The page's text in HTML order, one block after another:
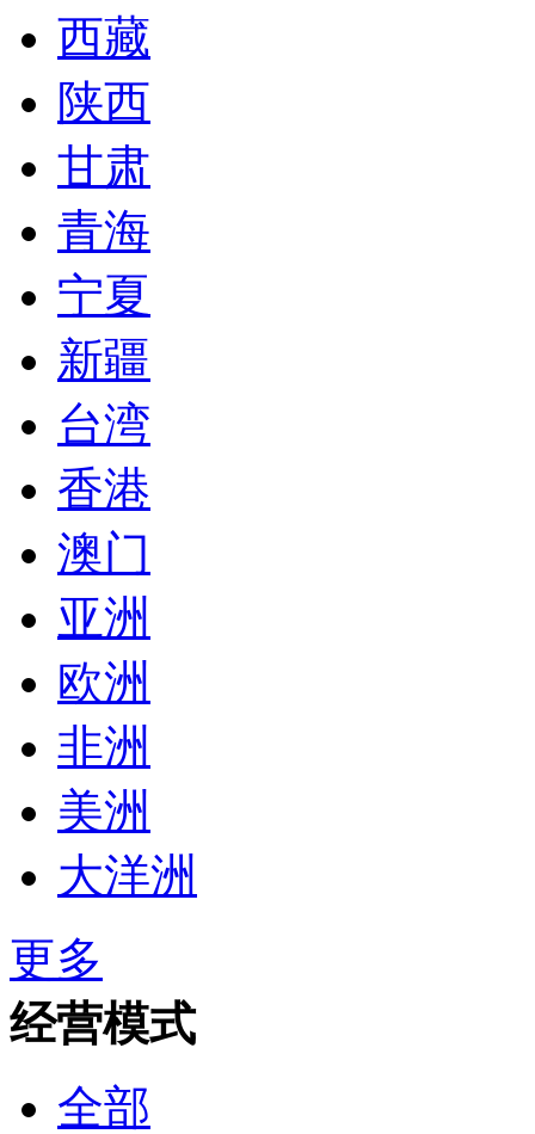
西藏
陕西
甘肃
青海
宁夏
新疆
台湾
香港
澳门
亚洲
欧洲
非洲
美洲
大洋洲
更多
经营模式
全部